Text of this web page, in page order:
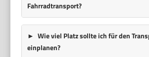
Fahrradtransport?
Wie viel Platz sollte ich für den
einplanen?